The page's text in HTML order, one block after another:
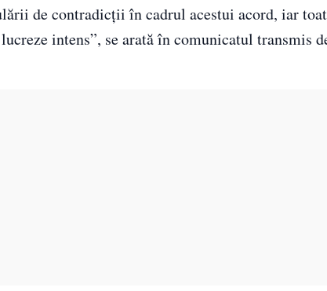
de contradicţii în cadrul acestui acord, iar
intens”, se arată în comunicatul transmis